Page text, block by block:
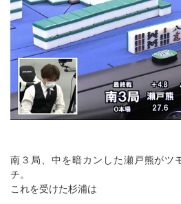
南３局、中を暗カンした瀬戸熊がツ
チ。
これを受けた杉浦は